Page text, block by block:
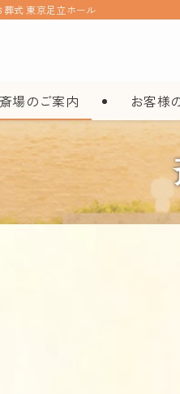
式 東京足立ホール
斎場のご案内 お客様